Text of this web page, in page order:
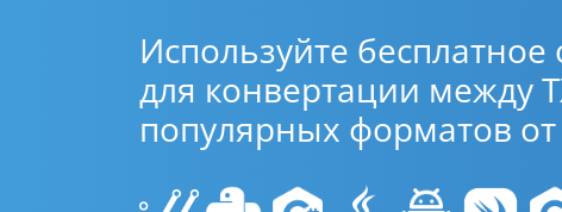
Используйте
для конвертации между
популярных форматов